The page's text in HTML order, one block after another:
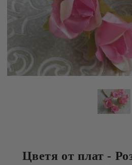
Цветя от плат -